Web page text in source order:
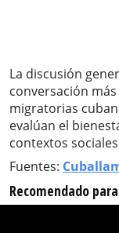
La discusión
conversación
migratorias
evalúan el
contextos
Fuentes:
Recomendado